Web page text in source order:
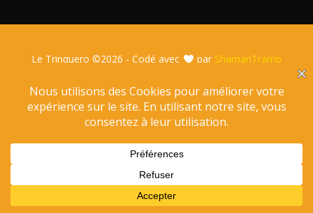
Le Trinquero ©2026 - Codé avec par ShamanTramp